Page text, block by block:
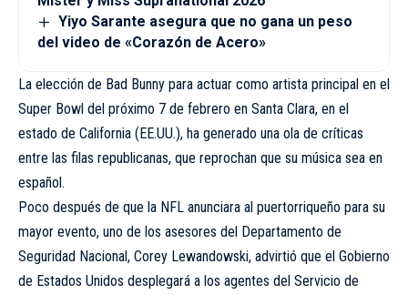
Yiyo Sarante asegura que no gana un peso
del video de «Corazón de Acero»
La elección de Bad Bunny para actuar como artista principal en el
Super Bowl del próximo 7 de febrero en Santa Clara, en el
estado de California (EE.UU.), ha generado una ola de críticas
entre las filas republicanas, que reprochan que su música sea en
español.
Poco después de que la NFL anunciara al puertorriqueño para su
mayor evento, uno de los asesores del Departamento de
Seguridad Nacional, Corey Lewandowski, advirtió que el Gobierno
de Estados Unidos desplegará a los agentes del Servicio de